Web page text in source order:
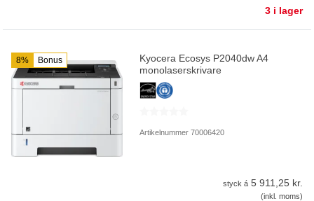
3 i lager
8% Bonus
Kyocera Ecosys P2040dw A4
monolaserskrivare
Artikelnummer 70006420
styck á 5 911,25 kr.
(inkl. moms)